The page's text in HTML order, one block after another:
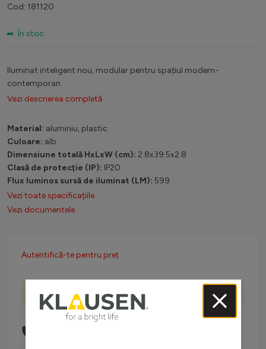
Cod: 181120
În stoc
Iluminat inteligent nou, modular pentru spațiul modern-
contemporan.
Vezi descrierea completă
Material: aluminiu, plastic
Culoare: alb
Dimensiune totală HxLxW (cm): 2.8x39.5x2.8
Clasă de protecție (IP): IP20
Flux luminos sursă de iluminat (LM): 599
Vezi toate specificațiile
Vezi documentele
Autentifică-te pentru preț
Livrare gratuită
Comanda telefonic la: